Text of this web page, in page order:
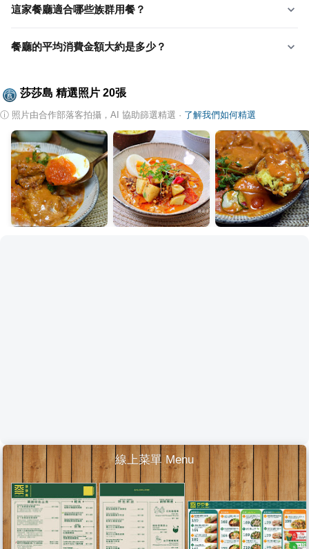
這家餐廳適合哪些族群用餐？
餐廳的平均消費金額大約是多少？
莎莎島 精選照片 20張
ⓘ 照片由合作部落客拍攝，AI 協助篩選精選 · 了解我們如何精選
線上菜單 Menu